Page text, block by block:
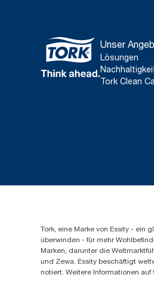
Unser
Lösungen
Tork Clean
Tork, eine Marke von Essity - ein
überwinden - für mehr
Marken, darunter die
und Zewa. Essity beschäftigt
notiert. Weitere Informationen auf